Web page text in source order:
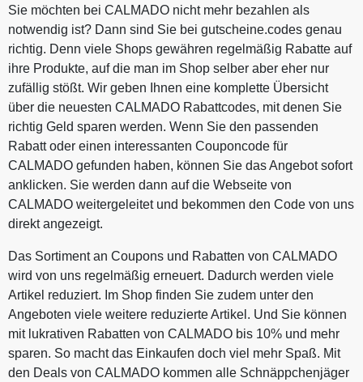
Sie möchten bei CALMADO nicht mehr bezahlen als
notwendig ist? Dann sind Sie bei gutscheine.codes genau
richtig. Denn viele Shops gewähren regelmäßig Rabatte auf
ihre Produkte, auf die man im Shop selber aber eher nur
zufällig stößt. Wir geben Ihnen eine komplette Übersicht
über die neuesten CALMADO Rabattcodes, mit denen Sie
richtig Geld sparen werden. Wenn Sie den passenden
Rabatt oder einen interessanten Couponcode für
CALMADO gefunden haben, können Sie das Angebot sofort
anklicken. Sie werden dann auf die Webseite von
CALMADO weitergeleitet und bekommen den Code von uns
direkt angezeigt.
Das Sortiment an Coupons und Rabatten von CALMADO
wird von uns regelmäßig erneuert. Dadurch werden viele
Artikel reduziert. Im Shop finden Sie zudem unter den
Angeboten viele weitere reduzierte Artikel. Und Sie können
mit lukrativen Rabatten von CALMADO bis 10% und mehr
sparen. So macht das Einkaufen doch viel mehr Spaß. Mit
den Deals von CALMADO kommen alle Schnäppchenjäger